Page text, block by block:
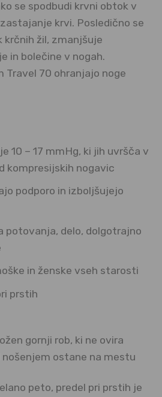
se spodbudi krvni obtok v
krvi. Posledično se
krčnih žil, zmanjšuje
in bolečine v nogah.
Travel 70 ohranjajo noge
10 – 17 mmHg, ki jih uvršča v
kompresijskih nogavic
podporo in izboljšujejo
potovanja, delo, dolgotrajno
in ženske vseh starosti
prstih
gornji rob, ki ne ovira
ostane na mestu
peto, predel pri prstih je